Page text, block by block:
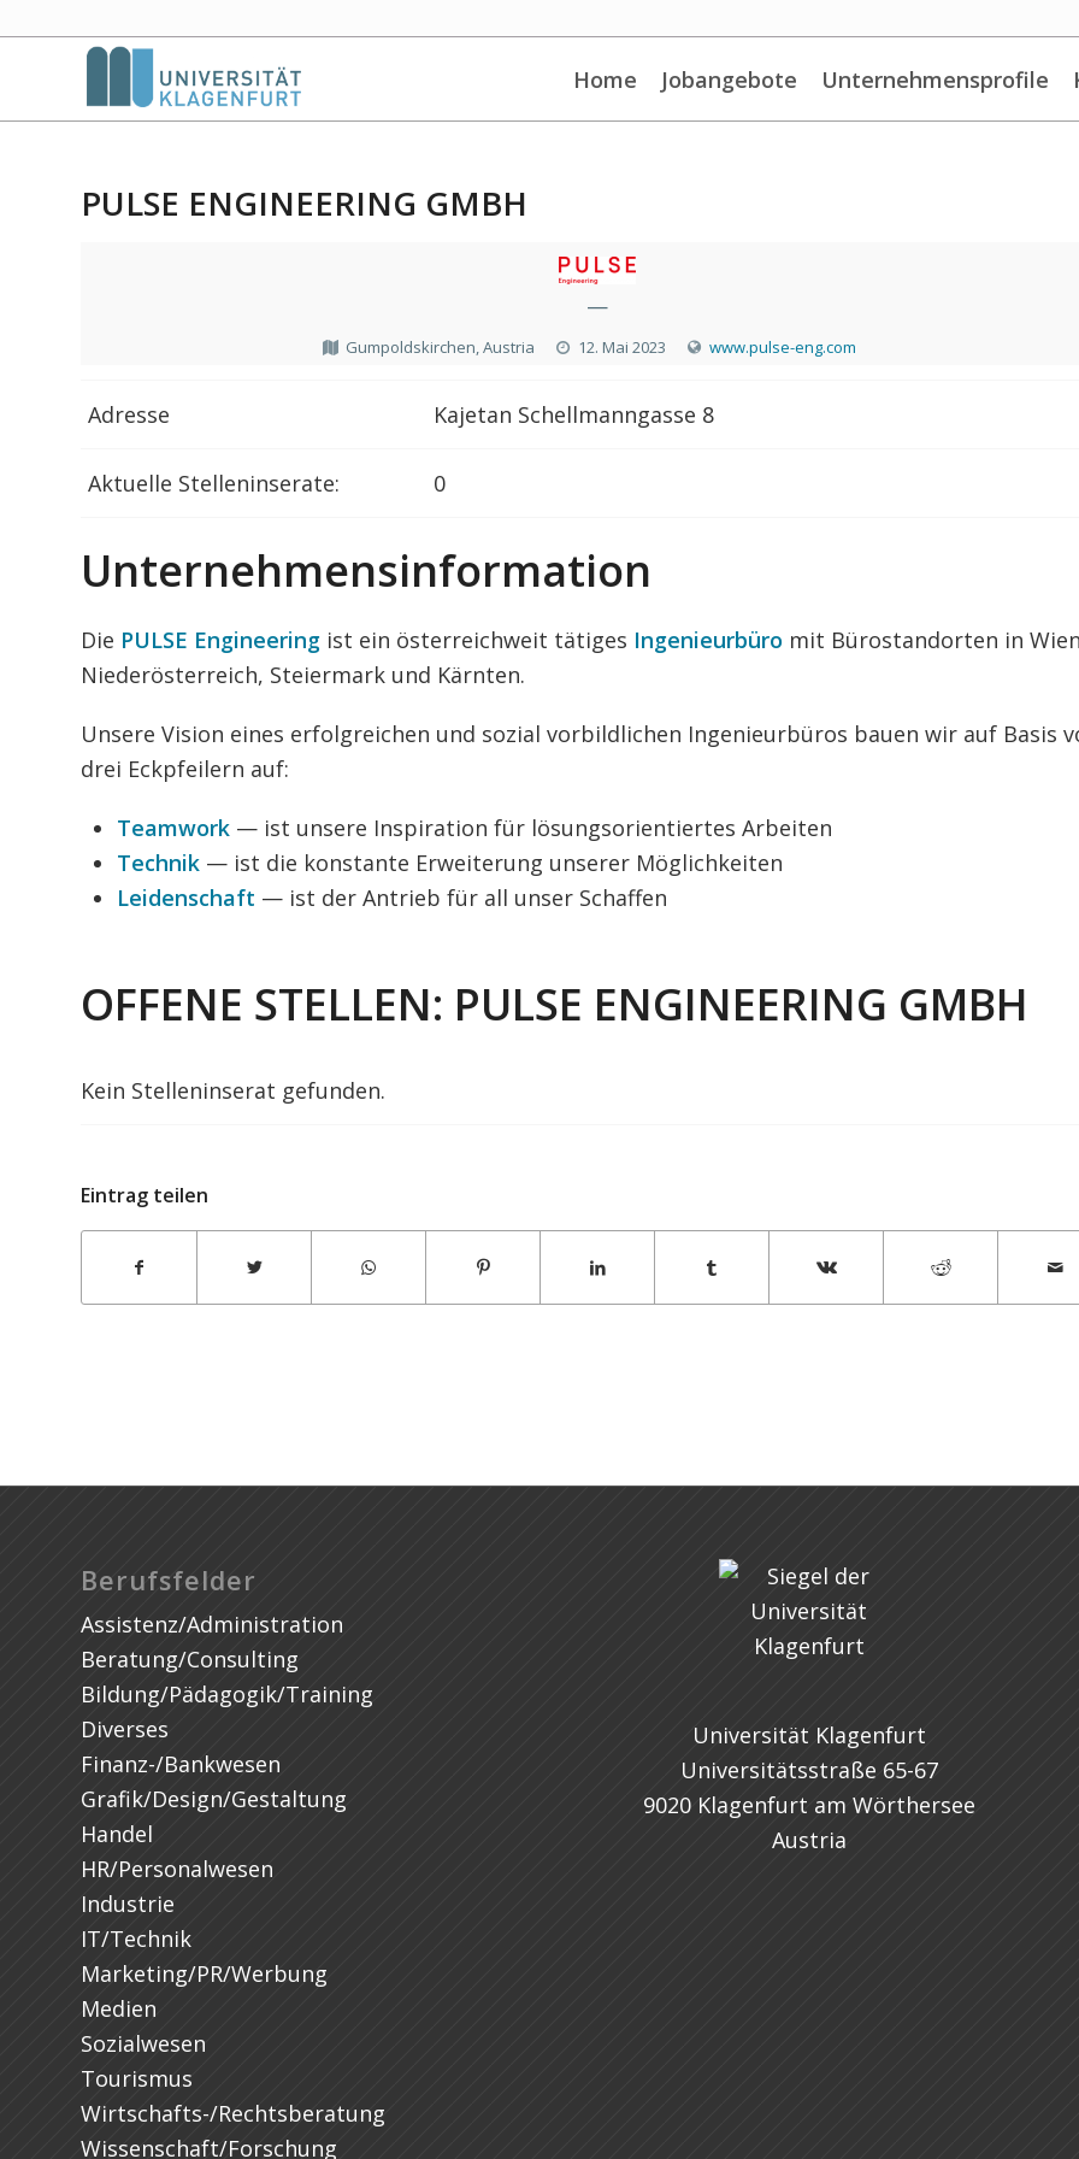
Home Jobangebote Unternehmensprofile
PULSE ENGINEERING GMBH
—
Gumpoldskirchen, Austria 12. Mai 2023 www.pulse-eng.com
Adresse Kajetan Schellmanngasse 8
Aktuelle Stelleninserate: 0
Unternehmensinformation
Die PULSE Engineering ist ein österreichweit tätiges Ingenieurbüro mit Bürostandorten in
Niederösterreich, Steiermark und Kärnten.
Unsere Vision eines erfolgreichen und sozial vorbildlichen Ingenieurbüros bauen wir auf Basis
drei Eckpfeilern auf:
Teamwork — ist unsere Inspiration für lösungsorientiertes Arbeiten
Technik — ist die konstante Erweiterung unserer Möglichkeiten
Leidenschaft — ist der Antrieb für all unser Schaffen
OFFENE STELLEN: PULSE ENGINEERING GMBH
Kein Stelleninserat gefunden.
Eintrag teilen
Berufsfelder
Assistenz/Administration
Beratung/Consulting
Bildung/Pädagogik/Training
Diverses
Finanz-/Bankwesen
Grafik/Design/Gestaltung
Handel
HR/Personalwesen
Industrie
IT/Technik
Marketing/PR/Werbung
Medien
Sozialwesen
Tourismus
Wirtschafts-/Rechtsberatung
Wissenschaft/Forschung
Universität Klagenfurt
Universitätsstraße 65-67
9020 Klagenfurt am Wörthersee
Austria
Kondert Blaha Rechtsanwälte OG